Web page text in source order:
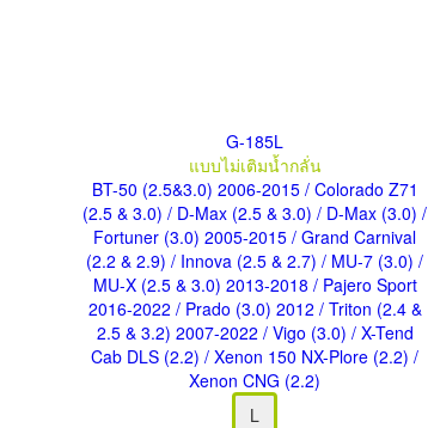
G-185L
แบบไม่เติมน้ำกลั่น
BT-50 (2.5&3.0) 2006-2015 / Colorado Z71
(2.5 & 3.0)/ D-Max (2.5 & 3.0)/ D-Max (3.0)/
Fortuner (3.0) 2005-2015/ Grand Carnival
(2.2 & 2.9)/ Innova (2.5 & 2.7)/ MU-7 (3.0)/
MU-X (2.5 & 3.0) 2013-2018 / Pajero Sport
2016-2022 / Prado (3.0) 2012 / Triton (2.4 &
2.5 & 3.2) 2007-2022 / Vigo (3.0) / X-Tend
Cab DLS (2.2)/ Xenon 150 NX-Plore (2.2)/
Xenon CNG (2.2)
L